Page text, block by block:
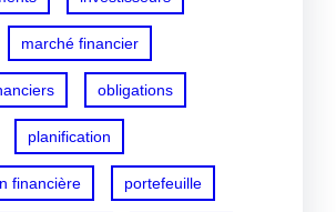
marché financier
obligations
planification
financière portefeuille